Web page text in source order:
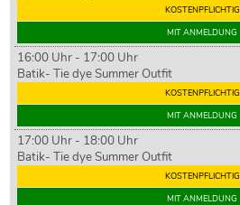
KOSTENPFLICHTIG
MIT ANMELDUNG
16:00 Uhr - 17:00 Uhr
Batik- Tie dye Summer Outfit
KOSTENPFLICHTIG
MIT ANMELDUNG
17:00 Uhr - 18:00 Uhr
Batik- Tie dye Summer Outfit
KOSTENPFLICHTIG
MIT ANMELDUNG